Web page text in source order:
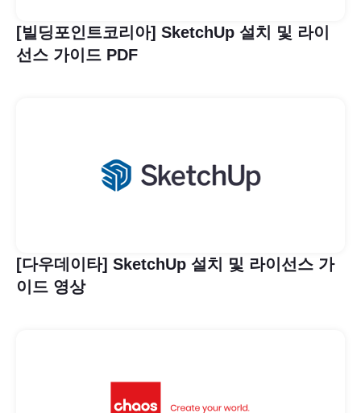
[빌딩포인트코리아] SketchUp 설치 및 라이
선스 가이드 PDF
[다우데이타] SketchUp 설치 및 라이선스 가
이드 영상